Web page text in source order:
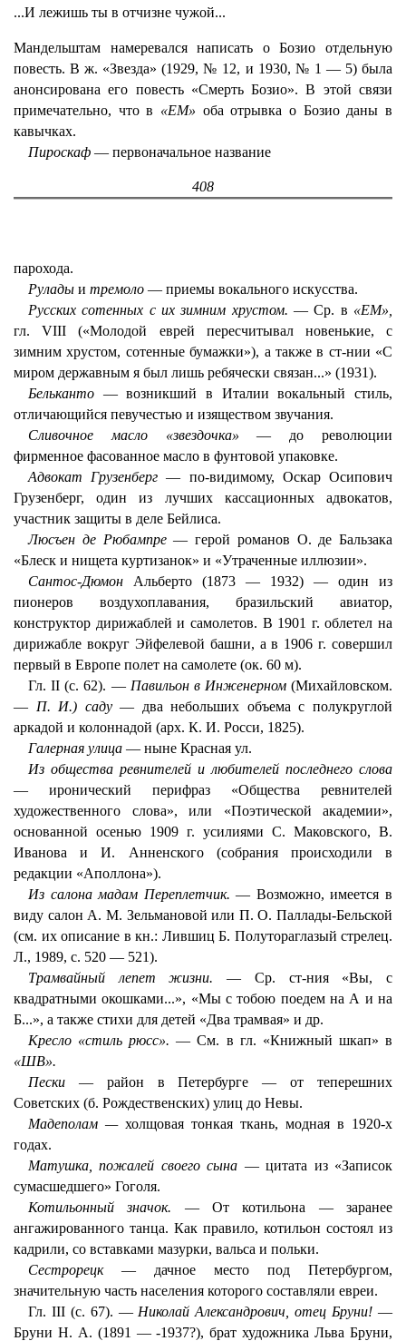
...И лежишь ты в отчизне чужой...
Мандельштам намеревался написать о Бозио отдельную
повесть. В ж. «Звезда» (1929, № 12, и 1930, № 1 — 5) была
анонсирована его повесть «Смерть Бозио». В этой связи
примечательно, что в «ЕМ» оба отрывка о Бозио даны в
кавычках.
Пироскаф — первоначальное название
408
парохода.
Рулады и тремоло — приемы вокального искусства.
Русских сотенных с их зимним хрустом. — Ср. в «ЕМ»,
гл. VIII («Молодой еврей пересчитывал новенькие, с
зимним хрустом, сотенные бумажки»), а также в ст-нии «С
миром державным я был лишь ребячески связан...» (1931).
Бельканто — возникший в Италии вокальный стиль,
отличающийся певучестью и изяществом звучания.
Сливочное масло «звездочка»— до революции
фирменное фасованное масло в фунтовой упаковке.
Адвокат Грузенберг — по-видимому, Оскар Осипович
Грузенберг, один из лучших кассационных адвокатов,
участник защиты в деле Бейлиса.
Люсъен де Рюбампре— герой романов О. де Бальзака
«Блеск и нищета куртизанок» и «Утраченные иллюзии».
Сантос-Дюмон Альберто (1873 — 1932) — один из
пионеров воздухоплавания, бразильский авиатор,
конструктор дирижаблей и самолетов. В 1901 г. облетел на
дирижабле вокруг Эйфелевой башни, а в 1906 г. совершил
первый в Европе полет на самолете (ок. 60 м).
Гл. II (с. 62). — Павильон в Инженерном (Михайловском.
— П. И.) саду— два небольших объема с полукруглой
аркадой и колоннадой (арх. К. И. Росси, 1825).
Галерная улица — ныне Красная ул.
Из общества ревнителей и любителей последнего слова
— иронический перифраз «Общества ревнителей
художественного слова», или «Поэтической академии»,
основанной осенью 1909 г. усилиями С. Маковского, В.
Иванова и И. Анненского (собрания происходили в
редакции «Аполлона»).
Из салона мадам Переплетчик. — Возможно, имеется в
виду салон А. М. Зельмановой или П. О. Паллады-Бельской
(см. их описание в кн.: Лившиц Б. Полутораглазый стрелец.
Л., 1989, с. 520 — 521).
Трамвайный
лепет жизни. — Ср. ст-ния «Вы, с
квадратными окошками...», «Мы с тобою поедем на А и на
Б...», а также стихи для детей «Два трамвая» и др.
Кресло «стиль рюсс». — См. в гл. «Книжный шкап» в
«ШВ».
Пески — район в Петербурге — от теперешних
Советских (б. Рождественских) улиц до Невы.
Мадеполам — холщовая тонкая ткань, модная в 1920-х
годах.
Матушка, пожалей своего сына — цитата из «Записок
сумасшедшего» Гоголя.
Котильонный значок. — От котильона — заранее
ангажированного танца. Как правило, котильон состоял из
кадрили, со вставками мазурки, вальса и польки.
Сестрорецк— дачное место под Петербургом,
значительную часть населения которого составляли евреи.
Гл. III (с. 67). — Николай Александрович, отец Бруни! —
Бруни Н. А. (1891 — -1937?), брат художника Льва Бруни,